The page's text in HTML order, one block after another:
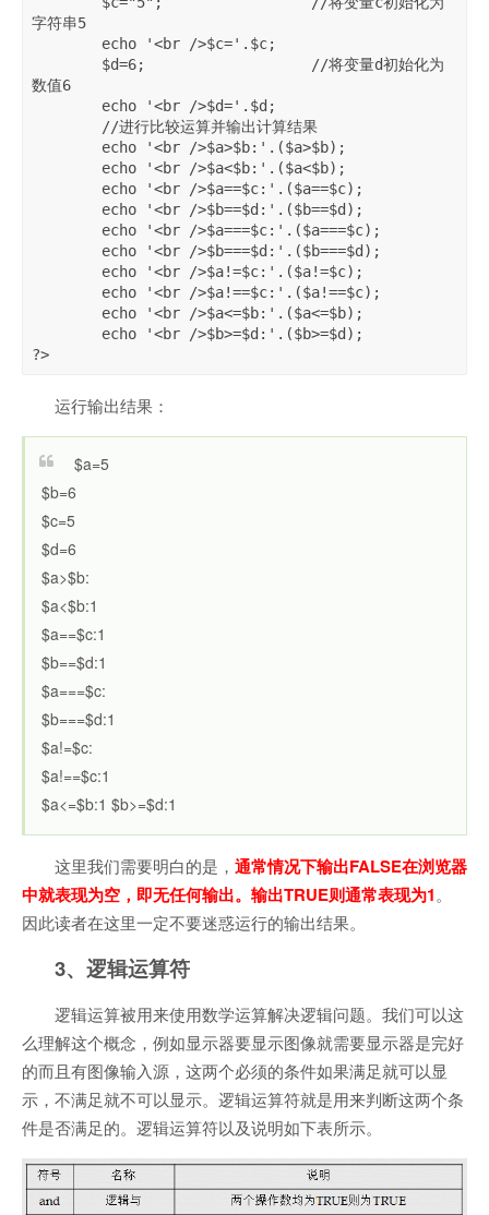
字符串5
数值6
?>
运行输出结果：
$a=5
$b=6
$c=5
$d=6
$a>$b:
$a<$b:1
$a==$c:1
$b==$d:1
$a===$c:
$b===$d:1
$a!=$c:
$a!==$c:1
$a<=$b:1 $b>=$d:1
这里我们需要明白的是， 通常情况下输出FALSE在浏览器
中就表现为空，即无任何输出。输出TRUE则通常表现为1。
因此读者在这里一定不要迷惑运行的输出结果。
3、逻辑运算符
逻辑运算被用来使用数学运算解决逻辑问题。我们可以这
么理解这个概念，例如显示器要显示图像就需要显示器是完好
的而且有图像输入源，这两个必须的条件如果满足就可以显
示，不满足就不可以显示。逻辑运算符就是用来判断这两个条
件是否满足的。逻辑运算符以及说明如下表所示。